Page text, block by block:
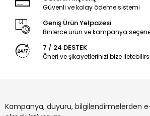
Güvenli ve kolay ödeme sistemi
Geniş Ürün Yelpazesi
Binlerce ürün ve kampanya
7 / 24 DESTEK
Öneri ve şikayetlerinizi bize
Kampanya, duyuru, bilgilendirmelerden